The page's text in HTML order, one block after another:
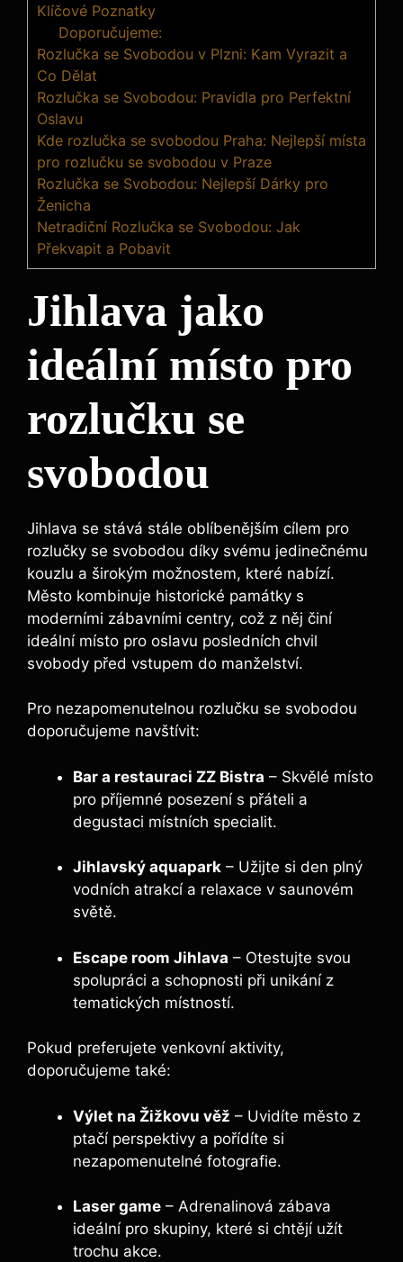
Klíčové Poznatky
Doporučujeme:
Rozlučka se Svobodou v Plzni: Kam Vyrazit a
Co Dělat
Rozlučka se Svobodou: Pravidla pro Perfektní
Oslavu
Kde rozlučka se svobodou Praha: Nejlepší místa
pro rozlučku se svobodou v Praze
Rozlučka se Svobodou: Nejlepší Dárky pro
Ženicha
Netradiční Rozlučka se Svobodou: Jak
Překvapit a Pobavit
Jihlava jako
ideální místo pro
rozlučku se
svobodou
Jihlava se stává stále oblíbenějším cílem pro
rozlučky se svobodou díky svému jedinečnému
kouzlu a širokým možnostem, které nabízí.
Město kombinuje historické památky s
moderními zábavními centry, což z něj činí
ideální místo pro oslavu posledních chvil
svobody před vstupem do manželství.
Pro nezapomenutelnou rozlučku se svobodou
doporučujeme navštívit:
Bar a restauraci ZZ Bistra – Skvělé místo
pro příjemné posezení s přáteli a
degustaci místních specialit.
Jihlavský aquapark – Užijte si den plný
vodních atrakcí a relaxace v saunovém
světě.
Escape room Jihlava – Otestujte svou
spolupráci a schopnosti při unikání z
tematických místností.
Pokud preferujete venkovní aktivity,
doporučujeme také:
Výlet na Žižkovu věž – Uvidíte město z
ptačí perspektivy a pořídíte si
nezapomenutelné fotografie.
Laser game – Adrenalinová zábava
ideální pro skupiny, které si chtějí užít
trochu akce.